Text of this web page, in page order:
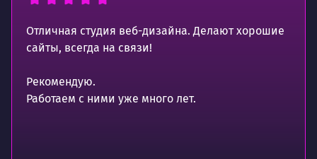
Отличная студия веб-дизайна. Делают хорошие
сайты, всегда на связи!
Рекомендую.
Работаем с ними уже много лет.